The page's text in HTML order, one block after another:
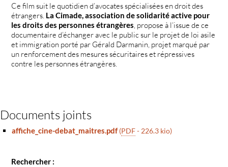
Ce film suit le quotidien d’avocates spécialisées en droit des
étrangers. La Cimade, association de solidarité active pour
les droits des personnes étrangères , propose à l’issue de ce
documentaire d’échanger avec le public sur le projet de loi asile
et immigration porté par Gérald Darmanin, projet marqué par
un renforcement des mesures sécuritaires et répressives
contre les personnes étrangères.
Documents joints
affiche_cine-debat_maitres.pdf (PDF-226.3 kio)
Rechercher :